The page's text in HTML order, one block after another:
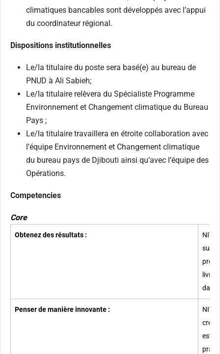
climatiques bancables sont développés avec l’appui
du coordinateur régional.
Dispositions institutionnelles
Le/la titulaire du poste sera basé(e) au bureau de
PNUD à Ali Sabieh;
Le/la titulaire relèvera du Spécialiste Programme
Environnement et Changement climatique du Bureau
Pays ;
Le/la titulaire travaillera en étroite collaboration avec
l’équipe Environnement et Changement climatique
du bureau pays de Djibouti ainsi qu’avec l’équipe des
Opérations.
Competencies
Core
Obtenez des résultats :
livre
dans
Penser de manière innovante :
est